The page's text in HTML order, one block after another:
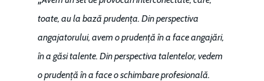
toate, au la bază prudența. Din perspectiva
angajatorului, avem o prudență în a face angajări,
în a găsi talente. Din perspectiva talentelor, vedem
o prudență în a face o schimbare profesională.